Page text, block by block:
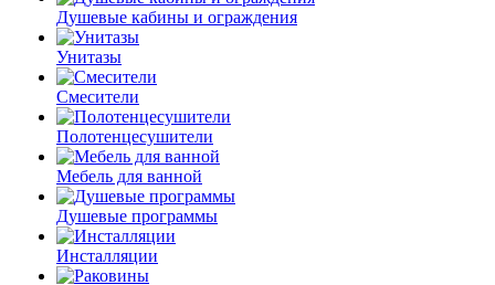
Душевые кабины и ограждения
Унитазы
Смесители
Полотенцесушители
Мебель для ванной
Душевые программы
Инсталляции